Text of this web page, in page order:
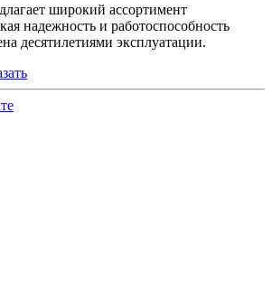
широкий ассортимент
надежность и работоспособность
десятилетиями эксплуатации.